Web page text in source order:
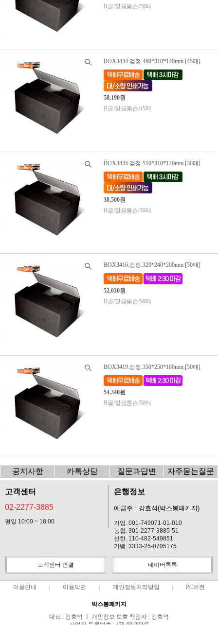
B골/깔끔톰슨/30매
BOX3434.검정.460*310*140mm [45매]
58,190원
B골/깔끔톰슨/45매
BOX3435.검정.510*310*120mm [30매]
38,500원
B골/깔끔톰슨/30매
BOX3416.검정.320*240*200mm [50매]
52,030원
B골/깔끔톰슨/50매
BOX3419.검정.350*250*180mm [50매]
54,340원
B골/깔끔톰슨/50매
공지사항 카톡상담 질문과답변 자주묻는질문
고객센터
02-2277-3885
평일 10:00 ~ 18:00
은행정보
예금주 : 강효석(박스봉패키지)
기업. 001-749071-01-010
농협. 301-2277-3885-51
신한. 110-482-549851
카뱅. 3333-25-0705175
고객센터 연결 네이버톡톡
이용안내 이용약관 개인정보처리방침 PC버전
박스봉패키지
대표 : 강효석 ㅣ 개인정보 보호 책임자 : 강효석